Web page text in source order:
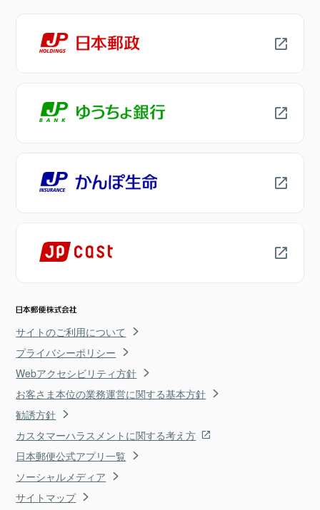
サイトのご利用について
プライバシーポリシー
Webアクセシビリティ方針
お客さま本位の業務運営に関する基本方針
勧誘方針
カスタマーハラスメントに関する考え方
日本郵便公式アプリ一覧
ソーシャルメディア
サイトマップ